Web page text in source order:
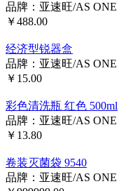
品牌：亚速旺/AS ONE
￥488.00
经济型锐器盒
品牌：亚速旺/AS ONE
￥15.00
彩色清洗瓶 红色 500ml
品牌：亚速旺/AS ONE
￥13.80
卷装灭菌袋 9540
品牌：亚速旺/AS ONE